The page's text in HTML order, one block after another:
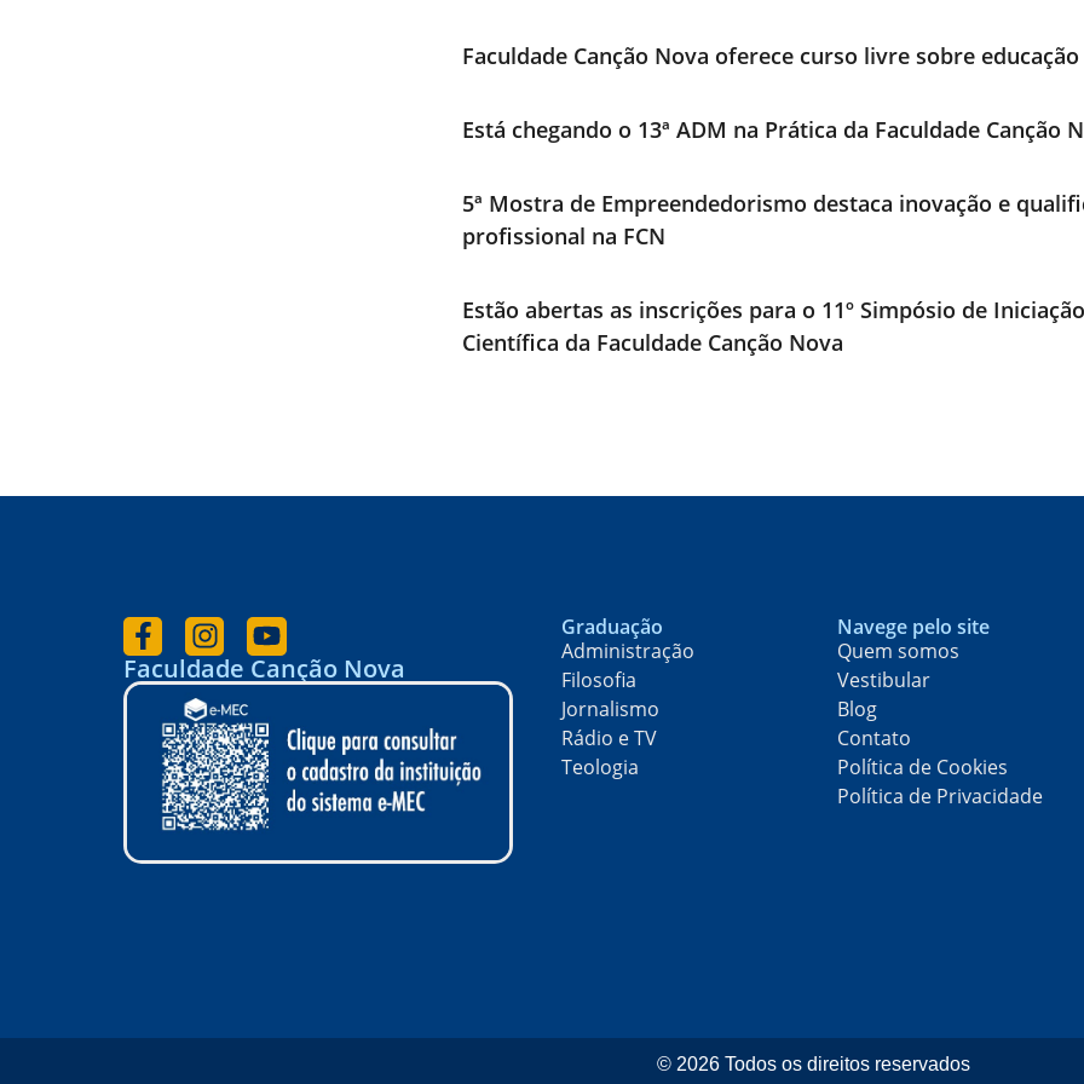
Faculdade Canção Nova oferece curso livre sobre
Está chegando o 13ª ADM na Prática da Faculdade Canção
5ª Mostra de Empreendedorismo destaca inovação e
profissional na FCN
Estão abertas as inscrições para o 11º Simpósio de Iniciação
Científica da Faculdade Canção Nova
Faculdade Canção Nova
Graduação
Administração
Filosofia
Jornalismo
Rádio e TV
Teologia
Navege pelo site
Quem somos
Vestibular
Blog
Contato
Política de Cookies
Política de Privacidade
© 2026 Todos os direitos reservados